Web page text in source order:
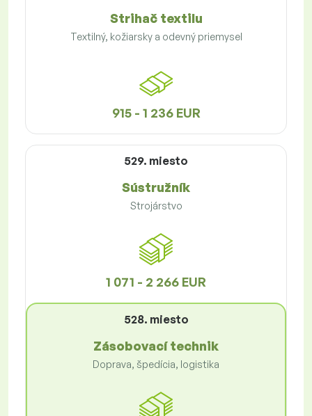
Strihač textilu
Textilný, kožiarsky a odevný priemysel
915 - 1 236 EUR
529. miesto
Sústružník
Strojárstvo
1 071 - 2 266 EUR
528. miesto
Zásobovací technik
Doprava, špedícia, logistika